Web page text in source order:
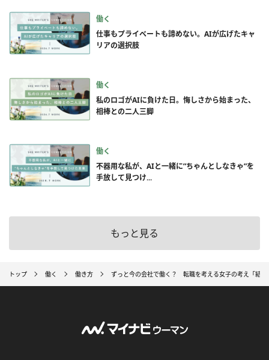
働く
仕事もプライベートも諦めない。AIが広げたキャ
リアの選択肢
働く
私のロゴがAIに負けた日。悔しさから始まった、
相棒との二人三脚
働く
不器用な私が、AIと一緒に”ちゃんとしなきゃ”を
手放して見つけ...
もっと見る
トップ 働く 働き方 ずっと今の会社で働く？ 転職を考える女子の考え「結